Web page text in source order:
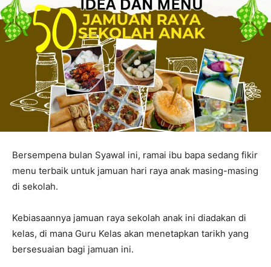
Bersempena bulan Syawal ini, ramai ibu bapa sedang fikir
menu terbaik untuk jamuan hari raya anak masing-masing
di sekolah.
Kebiasaannya jamuan raya sekolah anak ini diadakan di
kelas, di mana Guru Kelas akan menetapkan tarikh yang
bersesuaian bagi jamuan ini.